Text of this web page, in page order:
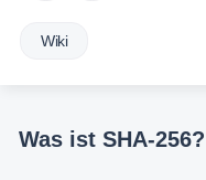
Wiki
Was ist SHA-256?